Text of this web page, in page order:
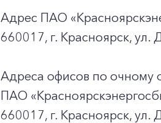
Частным
Адрес ПАО
660017, г. Красноярск, ул.
Адреса офисов по очному
ПАО
660017, г. Красноярск, ул.